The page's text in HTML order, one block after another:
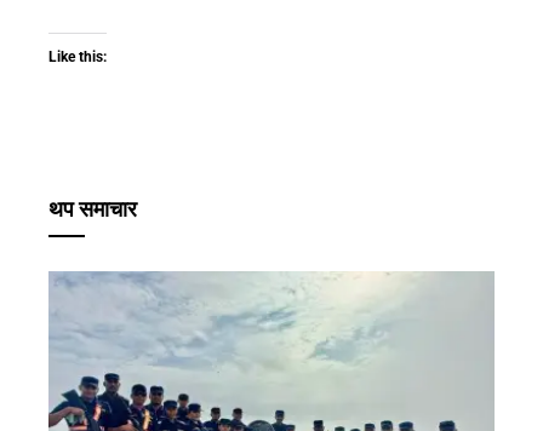
Like this:
थप समाचार